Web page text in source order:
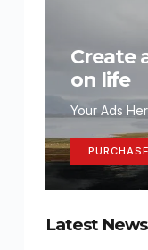
Create
on life
Your Ads
Latest News